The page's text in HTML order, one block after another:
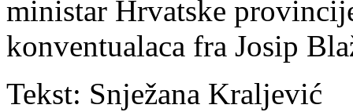
ministar Hrvatske
konventualaca fra Josip
Tekst: Snježana Kraljević